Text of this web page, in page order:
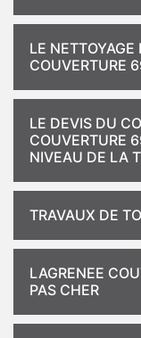
LE NETTOYAGE
COUVERTURE
LE DEVIS DU
COUVERTURE
NIVEAU DE LA
TRAVAUX DE
LAGRENEE
PAS CHER